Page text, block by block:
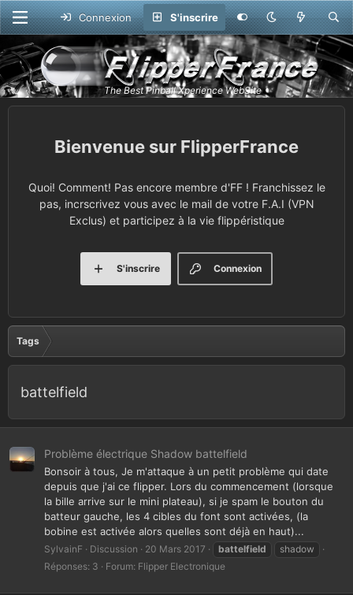
Connexion S'inscrire
FlipperFrance
Quoi! Comment! Pas encore membre d'FF ! Franchissez le
pas, incrscrivez vous avec le mail de votre F.A.I (VPN
Exclus) et participez à la vie flippéristique
Connexion
S'inscrire
Tags
battelfield
Problème électrique Shadow battelfield
Bonsoir à tous, Je m'attaque à un petit problème qui date
depuis que j'ai ce flipper. Lors du commencement (lorsque
la bille arrive sur le mini plateau), si je spam le bouton du
batteur gauche, les 4 cibles du font sont activées, (la
bobine est activée alors quelles sont déjà en haut)...
SylvainF Discussion 20 Mars 2017 battelfield
shadow
Réponses: 3
Forum: Flipper Electronique